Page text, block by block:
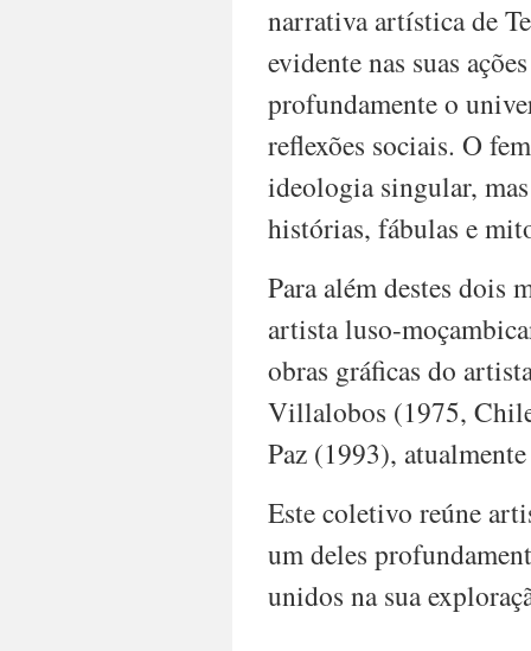
narrativa artística de
evidente nas suas
profundamente o
reflexões sociais. O
ideologia singular,
histórias, fábulas e
Para além destes dois
artista luso-
obras gráficas do
Villalobos (1975,
Paz (1993),
Este coletivo reúne
um deles
unidos na sua